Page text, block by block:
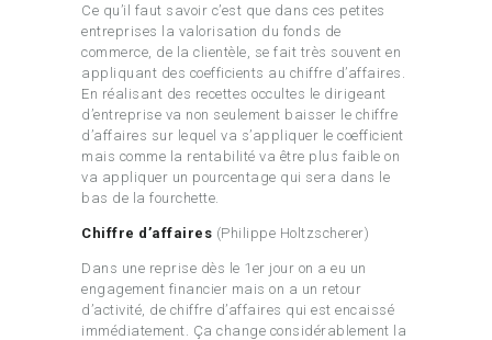
Ce qu’il faut savoir c’est que dans ces petites
entreprises la valorisation du fonds de
commerce, de la clientèle, se fait très souvent en
appliquant des coefficients au chiffre d’affaires.
En réalisant des recettes occultes le dirigeant
d’entreprise va non seulement baisser le chiffre
d’affaires sur lequel va s’appliquer le coefficient
mais comme la rentabilité va être plus faible on
va appliquer un pourcentage qui sera dans le
bas de la fourchette.
Chiffre d’affaires (Philippe Holtzscherer)
Dans une reprise dès le 1er jour on a eu un
engagement financier mais on a un retour
d’activité, de chiffre d’affaires qui est encaissé
immédiatement. Ça change considérablement la